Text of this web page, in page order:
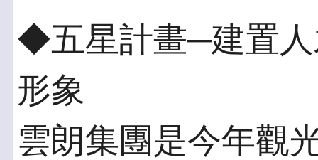
◆五星計畫─建置人
形象
雲朗集團是今年觀